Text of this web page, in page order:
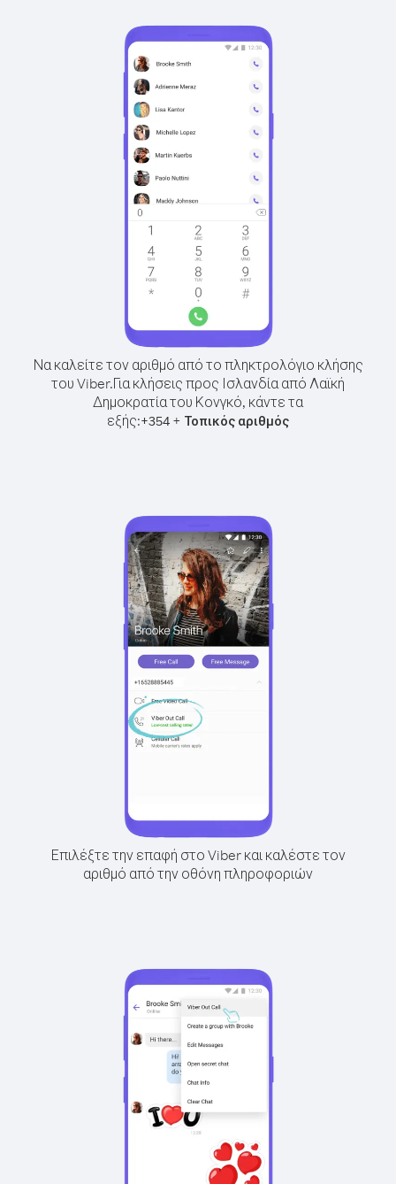
Να καλείτε τον αριθμό από το πληκτρολόγιο κλήσης
του Viber.Για κλήσεις προς Ισλανδία από Λαϊκή
Δημοκρατία του Κονγκό, κάντε τα
εξής:+354 + Τοπικός αριθμός
Επιλέξτε την επαφή στο Viber και καλέστε τον
αριθμό από την οθόνη πληροφοριών